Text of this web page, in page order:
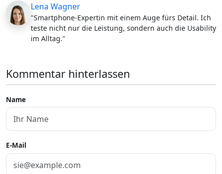
Lena Wagner
"Smartphone-Expertin mit einem Auge fürs Detail. Ich
teste nicht nur die Leistung, sondern auch die Usability
im Alltag."
Kommentar hinterlassen
Name
E-Mail